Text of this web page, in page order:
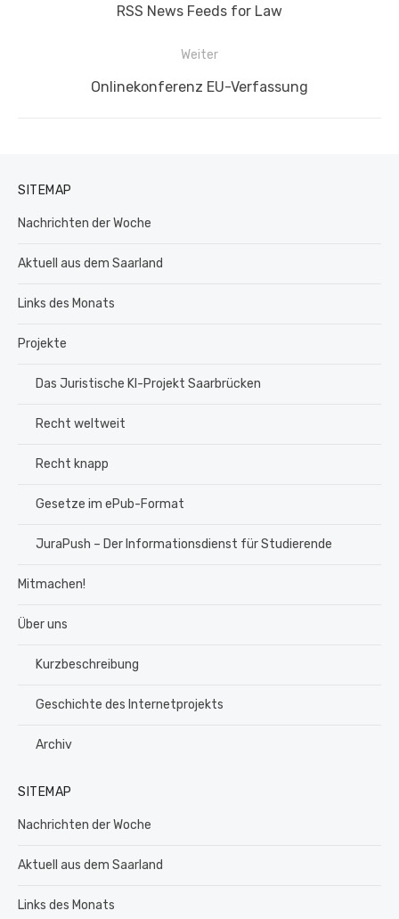
Vorheriger
RSS News Feeds for Law
Weiter
Nächster
Onlinekonferenz EU-Verfassung
SITEMAP
Nachrichten der Woche
Aktuell aus dem Saarland
Links des Monats
Projekte
Das Juristische KI-Projekt Saarbrücken
Recht weltweit
Recht knapp
Gesetze im ePub-Format
JuraPush – Der Informationsdienst für Studierende
Mitmachen!
Über uns
Kurzbeschreibung
Geschichte des Internetprojekts
Archiv
SITEMAP
Nachrichten der Woche
Aktuell aus dem Saarland
Links des Monats